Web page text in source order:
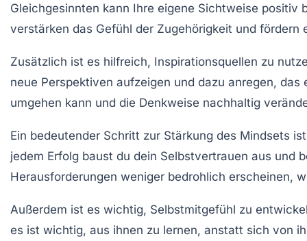
Gleichgesinnten kann Ihre eigene Sichtweise
verstärken das Gefühl der Zugehörigkeit und fördern
Zusätzlich ist es hilfreich, Inspirationsquellen zu
neue Perspektiven aufzeigen und dazu anregen,
umgehen kann und die Denkweise nachhaltig
Ein bedeutender Schritt zur Stärkung des Mindsets
jedem Erfolg baust du dein Selbstvertrauen aus und
Herausforderungen weniger bedrohlich erscheinen,
Außerdem ist es wichtig, Selbstmitgefühl zu
es ist wichtig, aus ihnen zu lernen, anstatt sich von